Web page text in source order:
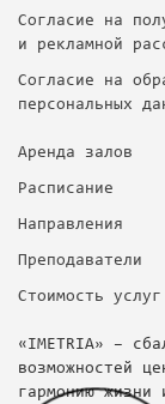
«IMETRIA» –
возможностей
гармонию жизни
Согласие на
и рекламной
Согласие на
персональных
Аренда залов
Расписание
Направления
Преподаватели
Стоимость услуг